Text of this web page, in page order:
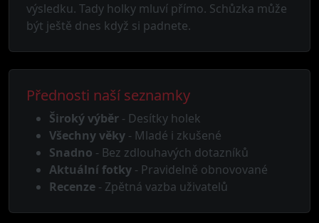
výsledku. Tady holky mluví přímo. Schůzka může
být ještě dnes když si padnete.
Přednosti naší seznamky
Široký výběr - Desítky holek
Všechny věky - Mladé i zkušené
Snadno - Bez zdlouhavých dotazníků
Aktuální fotky - Pravidelně obnovované
Recenze - Zpětná vazba uživatelů